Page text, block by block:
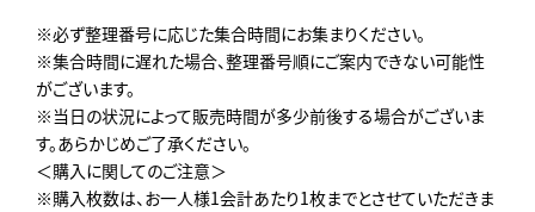
※必ず整理番号に応じた集合時間にお集まりください。
※集合時間に遅れた場合、整理番号順にご案内できない可能性
がございます。
※当日の状況によって販売時間が多少前後する場合がございま
す。あらかじめご了承ください。
＜購入に関してのご注意＞
※購入枚数は、お一人様1会計あたり1枚までとさせていただきま